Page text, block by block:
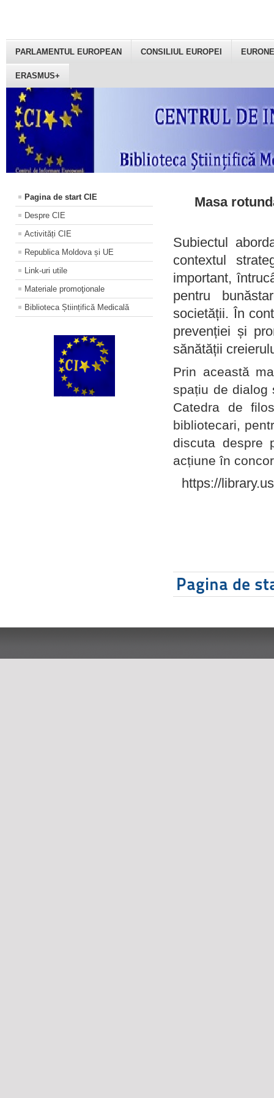
PARLAMENTUL EUROPEAN CONSILIUL EUROPEI
ERASMUS+
Pagina de start CIE
Despre CIE
Activități CIE
Republica Moldova și UE
Link-uri utile
Materiale promoţionale
Biblioteca Științifică Medicală
Masa
Subiectul
contextul
important,
pentru
societății. În
prevenției și
sănătății
Prin această
spațiu de dialog
Catedra de
bibliotecari,
discuta despre
acțiune în
https://
Pagina de